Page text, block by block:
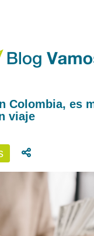
Colombia, es
viaje